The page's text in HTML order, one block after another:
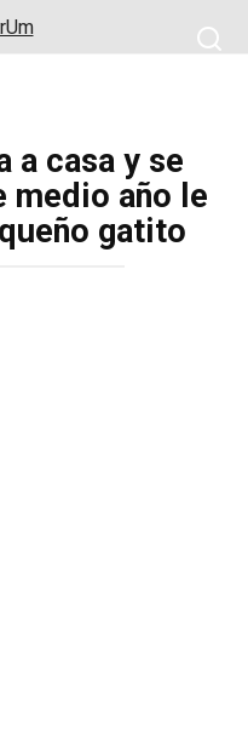
a casa y se
medio año le
gatito